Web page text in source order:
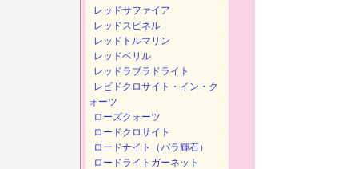
レッドサファイア
レッドスピネル
レッドトルマリン
レッドベリル
レッドラブラドライト
レビドクロサイト・イン・ク
ォーツ
ローズクォーツ
ロードクロサイト
ロードナイト（バラ輝石）
ロードライトガーネット